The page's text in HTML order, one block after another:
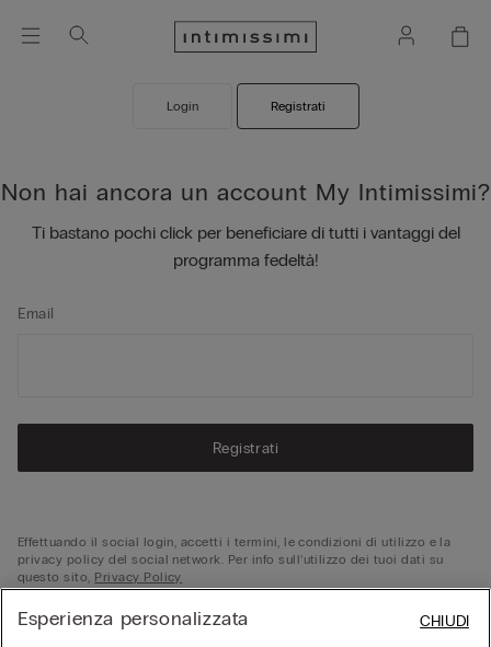
Login Registrati
Non hai ancora un account My Intimissimi?
Ti bastano pochi click per beneficiare di tutti i vantaggi del
programma fedeltà!
Email
Registrati
Effettuando il social login, accetti i termini, le condizioni di utilizzo e la
privacy policy del social network. Per info sull’utilizzo dei tuoi dati su
questo sito, Privacy Policy
Esperienza personalizzata CHIUDI